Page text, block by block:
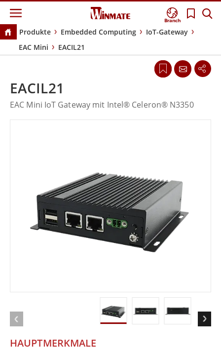
Branch
Produkte Embedded Computing
IoT-Gateway
EAC Mini
EACIL21
HAUPTMERKMALE
EACIL21
EAC Mini IoT Gateway mit Intel® Celeron® N3350